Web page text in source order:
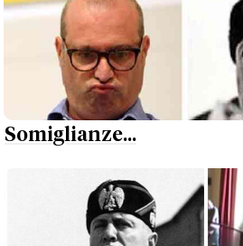
Somiglianze...